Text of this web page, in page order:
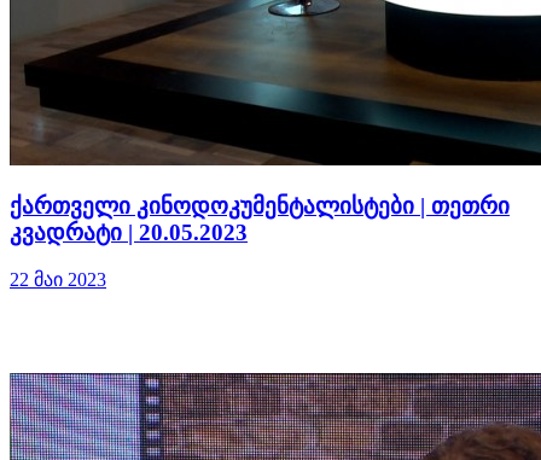
ქართველი კინოდოკუმენტალისტები | თეთრი
კვადრატი | 20.05.2023
22 მაი 2023